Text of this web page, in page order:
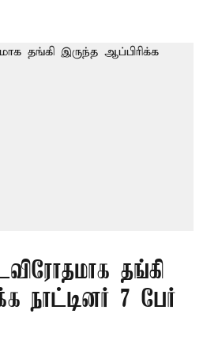
தங்கி
நாட்டினர் 7 பேர்